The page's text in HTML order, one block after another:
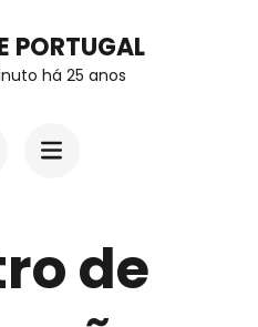
PORTUGAL
há 25 anos
de